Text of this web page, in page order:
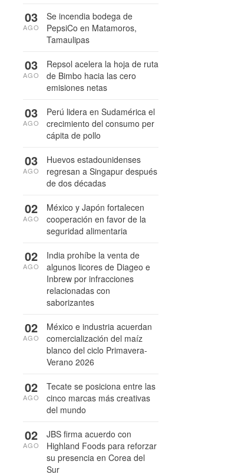
Se incendia bodega de
PepsiCo en Matamoros,
Tamaulipas
03
AGO
Repsol acelera la hoja de ruta
de Bimbo hacia las cero
emisiones netas
03
AGO
Perú lidera en Sudamérica el
crecimiento del consumo per
cápita de pollo
03
AGO
Huevos estadounidenses
regresan a Singapur después
de dos décadas
03
AGO
México y Japón fortalecen
cooperación en favor de la
seguridad alimentaria
02
AGO
India prohíbe la venta de
algunos licores de Diageo e
Inbrew por infracciones
relacionadas con
saborizantes
02
AGO
México e industria acuerdan
comercialización del maíz
blanco del ciclo Primavera-
Verano 2026
02
AGO
Tecate se posiciona entre las
cinco marcas más creativas
del mundo
02
AGO
JBS firma acuerdo con
Highland Foods para reforzar
su presencia en Corea del
Sur
02
AGO